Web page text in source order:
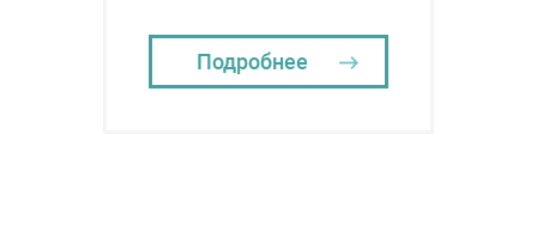
Подробнее